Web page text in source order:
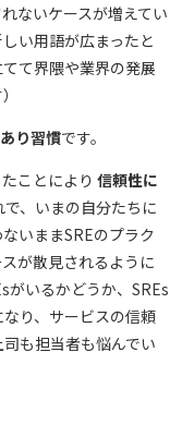
ないケースが増えてい
い用語が広まったと
て界隈や業界の発展
り習慣です。
たことにより信頼性に
で、いまの自分たちに
いままSREのプラク
が散見されるように
がいるかどうか、SREs
り、サービスの信頼
も担当者も悩んでい